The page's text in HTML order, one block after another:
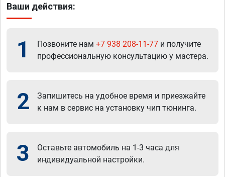
Ваши действия:
1 Позвоните нам +7 938 208-11-77 и получите
профессиональную консультацию у мастера.
2
Запишитесь на удобное время и приезжайте
к нам в сервис на установку чип тюнинга.
3
Оставьте автомобиль на 1-3 часа для
индивидуальной настройки.